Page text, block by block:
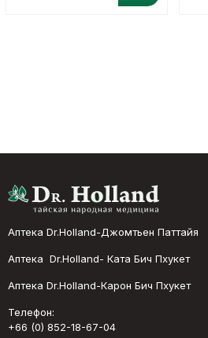
Аптека Dr.Holland-Джомтьен Паттайя
Аптека Dr.Holland- Ката Бич Пхукет
Аптека Dr.Holland-Карон Бич Пхукет
Телефон:
+66 (0) 852-18-67-04